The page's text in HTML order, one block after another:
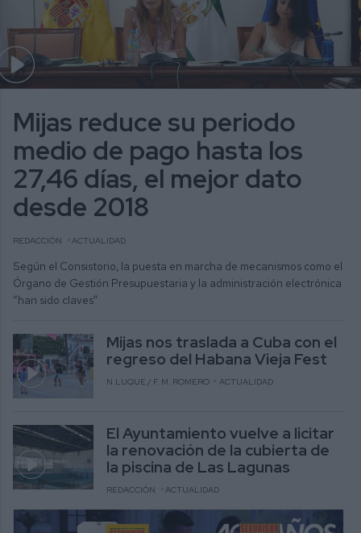
Mijas reduce su periodo
medio de pago hasta los
27,46 días, el mejor dato
desde 2018
REDACCIÓN ACTUALIDAD
Según el Consistorio, la puesta en marcha de mecanismos como el
Órgano de Gestión Presupuestaria y la administración electrónica
“han sido claves”
Mijas nos traslada a Cuba con el
regreso del Habana Vieja Fest
N.LUQUE / F. M. ROMERO ACTUALIDAD
El Ayuntamiento vuelve a licitar
la renovación de la cubierta de
la piscina de Las Lagunas
REDACCIÓN ACTUALIDAD